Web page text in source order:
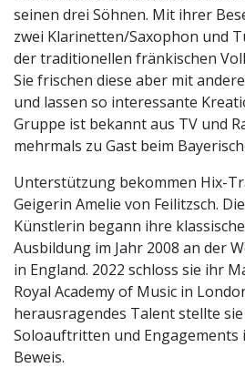
seinen drei Söhnen. Mit ihrer
zwei Klarinetten/Saxophon und
der traditionellen fränkischen
Sie frischen diese aber mit
und lassen so interessante
Gruppe ist bekannt aus TV und
mehrmals zu Gast beim
Unterstützung bekommen Hix-
Geigerin Amelie von Feilitzsch.
Künstlerin begann ihre
Ausbildung im Jahr 2008 an der
in England. 2022 schloss sie ihr
Royal Academy of Music in
herausragendes Talent stellte
Soloauftritten und Engagements
Beweis.